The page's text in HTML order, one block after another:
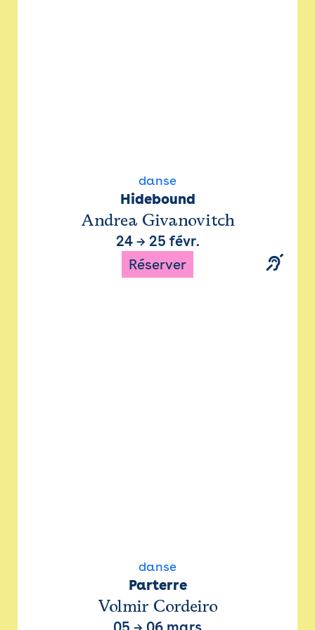
danse
Hidebound
Andrea Givanovitch
24→ 25 févr.
Réserver
danse
Parterre
Volmir Cordeiro